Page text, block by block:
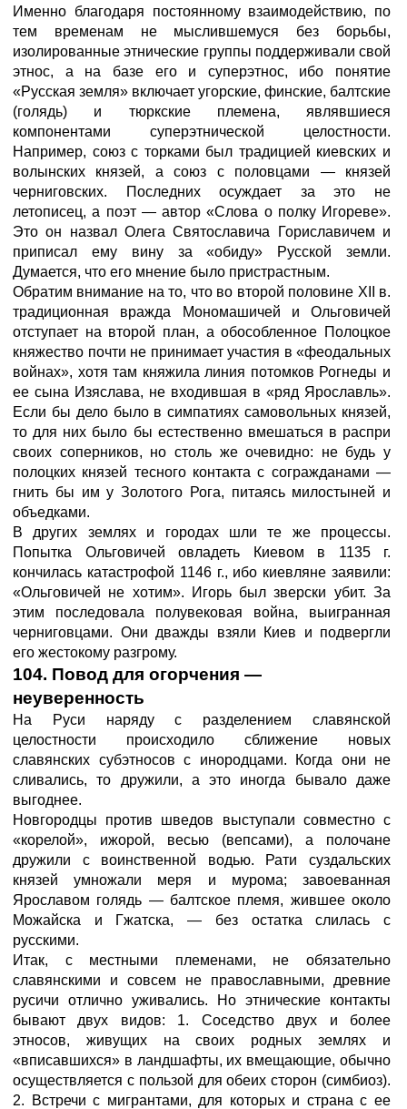
Именно благодаря постоянному взаимодействию, по
тем временам не мыслившемуся без борьбы,
изолированные этнические группы поддерживали свой
этнос, а на базе его и суперэтнос, ибо понятие
«Русская земля» включает угорские, финские, балтские
(голядь) и тюркские племена, являвшиеся
компонентами суперэтнической целостности.
Например, союз с торками был традицией киевских и
волынских князей, а союз с половцами — князей
черниговских. Последних осуждает за это не
летописец, а поэт — автор «Слова о полку Игореве».
Это он назвал Олега Святославича Гориславичем и
приписал ему вину за «обиду» Русской земли.
Думается, что его мнение было пристрастным.
Обратим внимание на то, что во второй половине XII в.
традиционная вражда Мономашичей и Ольговичей
отступает на второй план, а обособленное Полоцкое
княжество почти не принимает участия в «феодальных
войнах», хотя там княжила линия потомков Рогнеды и
ее сына Изяслава, не входившая в «ряд Ярославль».
Если бы дело было в симпатиях самовольных князей,
то для них было бы естественно вмешаться в распри
своих соперников, но столь же очевидно: не будь у
полоцких князей тесного контакта с согражданами —
гнить бы им у Золотого Рога, питаясь милостыней и
объедками.
В других землях и городах шли те же процессы.
Попытка Ольговичей овладеть Киевом в 1135 г.
кончилась катастрофой 1146 г., ибо киевляне заявили:
«Ольговичей не хотим». Игорь был зверски убит. За
этим последовала полувековая война, выигранная
черниговцами. Они дважды взяли Киев и подвергли
его жестокому разгрому.
104. Повод для огорчения —
неуверенность
На Руси наряду с разделением славянской
целостности происходило сближение новых
славянских субэтносов с инородцами. Когда они не
сливались, то дружили, а это иногда бывало даже
выгоднее.
Новгородцы против шведов выступали совместно с
«корелой», ижорой, весью (вепсами), а полочане
дружили с воинственной водью. Рати суздальских
князей умножали меря и мурома; завоеванная
Ярославом голядь — балтское племя, жившее около
Можайска и Гжатска, — без остатка слилась с
русскими.
Итак, с местными племенами, не обязательно
славянскими и совсем не православными, древние
русичи отлично уживались. Но этнические контакты
бывают двух видов: 1. Соседство двух и более
этносов, живущих на своих родных землях и
«вписавшихся» в ландшафты, их вмещающие, обычно
осуществляется с пользой для обеих сторон (симбиоз).
2. Встречи с мигрантами, для которых и страна с ее